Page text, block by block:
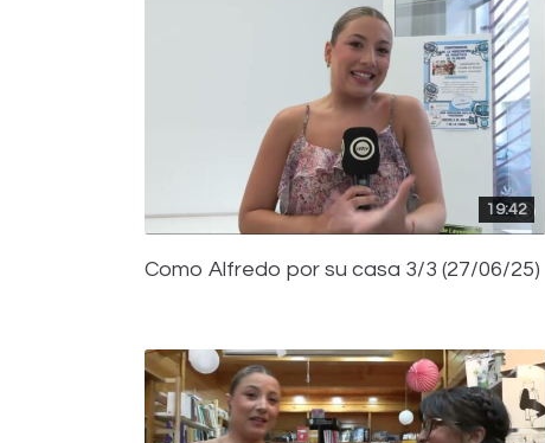
19:42
Como Alfredo por su casa 3/3 (27/06/25)